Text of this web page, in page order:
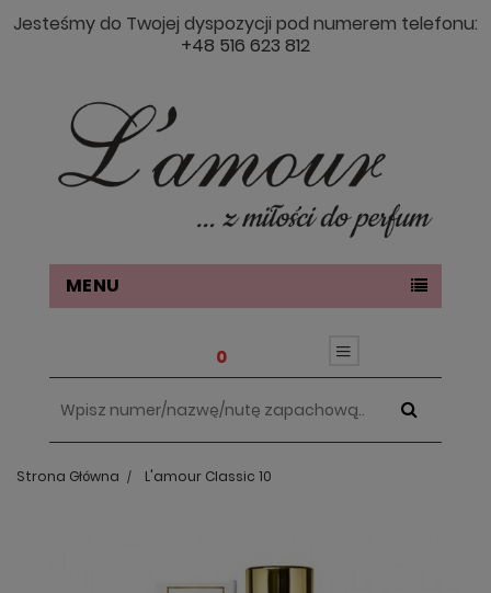
Jesteśmy do Twojej dyspozycji pod numerem telefonu:
+48 516 623 812
MENU
0
Strona Główna L'amour Classic 10